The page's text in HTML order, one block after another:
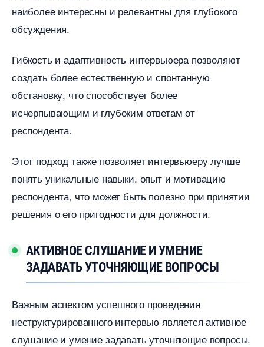
наиболее интересны и релевантны для глубокого
обсуждения.​
Гибкость и адаптивность интервьюера позволяют
создать более естественную и спонтанную
обстановку, что способствует более
исчерпывающим и глубоким ответам от
респондента.
Этот подход также позволяет интервьюеру лучше
понять уникальные навыки, опыт и мотивацию
респондента, что может быть полезно при принятии
решения о его пригодности для должности.​
АКТИВНОЕ СЛУШАНИЕ И УМЕНИЕ
ЗАДАВАТЬ УТОЧНЯЮЩИЕ ВОПРОСЫ
ажным аспектом успешного проведения
неструктурированного интервью является активное
слушание и умение задавать уточняющие вопросы.​